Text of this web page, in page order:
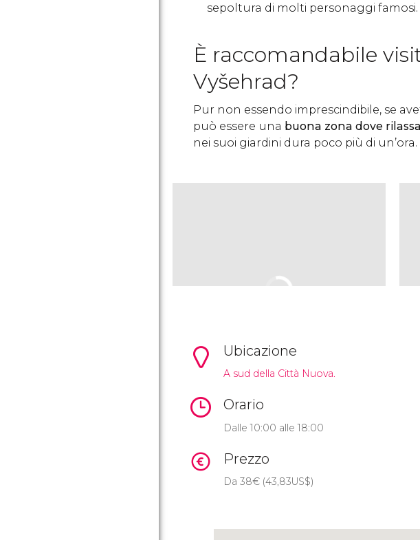
sepoltura di molti personaggi famosi.
È raccomandabile
Vyšehrad?
Pur non essendo imprescindibile, se
può essere una buona zona dove
nei suoi giardini dura poco più di un’ora.
Ubicazione
A sud della Città Nuova.
Orario
Dalle 10:00 alle 18:00
Prezzo
Da 38€ (43,83US$)